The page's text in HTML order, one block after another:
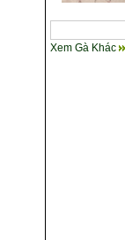
Xem Gà Khác